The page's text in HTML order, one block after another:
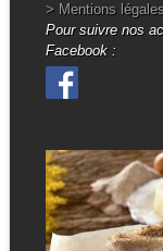
> Mentions
Pour suivre nos
Facebook :